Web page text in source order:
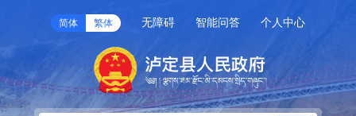
简体 繁体 无障碍 智能问答 个人中心